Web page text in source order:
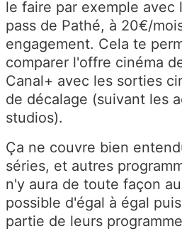
le faire par exemple
pass de Pathé, à 20€/
engagement. Cela te
comparer l'offre cinéma
Canal+ avec les sorties
de décalage (suivant les
studios).
Ça ne couvre bien
séries, et autres
n'y aura de toute façon
possible d'égal à égal
partie de leurs